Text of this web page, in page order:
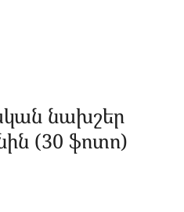
նախշեր
(30 ֆոտո)